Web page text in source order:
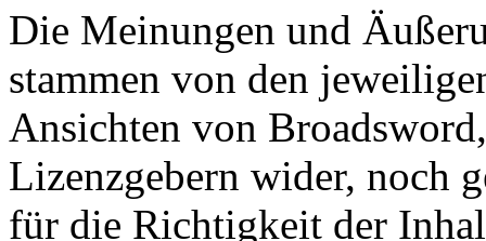
Die Meinungen und
stammen von den
Ansichten von
Lizenzgebern wider, noch
für die Richtigkeit der